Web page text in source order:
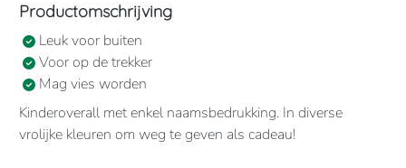
Productomschrijving
Leuk voor buiten
Voor op de trekker
Mag vies worden
Kinderoverall met enkel naamsbedrukking. In diverse
vrolijke kleuren om weg te geven als cadeau!